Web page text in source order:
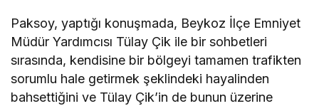
Paksoy, yaptığı konuşmada, Beykoz İlçe Emniyet
Müdür Yardımcısı Tülay Çik ile bir sohbetleri
sırasında, kendisine bir bölgeyi tamamen trafikten
sorumlu hale getirmek şeklindeki hayalinden
bahsettiğini ve Tülay Çik’in de bunun üzerine